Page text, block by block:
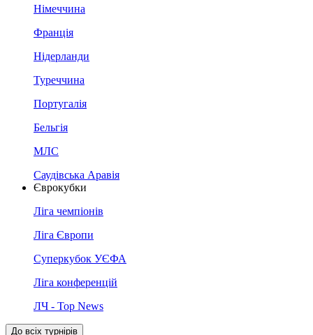
Німеччина
Франція
Нідерланди
Туреччина
Португалія
Бельгія
МЛС
Саудівська Аравія
Єврокубки
Ліга чемпіонів
Ліга Європи
Суперкубок УЄФА
Ліга конференцій
ЛЧ - Top News
До всіх турнірів